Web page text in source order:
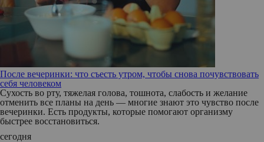
После вечеринки: что съесть утром, чтобы снова почувствовать
себя человеком
Сухость во рту, тяжелая голова, тошнота, слабость и желание
отменить все планы на день — многие знают это чувство после
вечеринки. Есть продукты, которые помогают организму
быстрее восстановиться.
сегодня